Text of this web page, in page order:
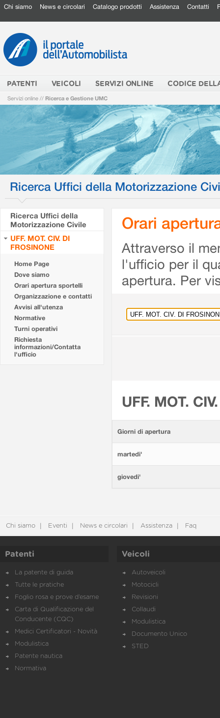
Chi siamo News e circolari Catalogo prodotti Assistenza Contatti
PATENTI VEICOLI SERVIZI ONLINE CODICE
Servizi online // Ricerca e Gestione UMC
Ricerca Uffici della Motorizzazione
Ricerca Uffici della
Motorizzazione Civile
UFF. MOT. CIV. DI
FROSINONE
Home Page
Dove siamo
Orari apertura sportelli
Organizzazione e contatti
Avvisi all'utenza
Normative
Turni operativi
Richiesta
informazioni/Contatta
l'ufficio
Orari
Attraverso il
l'ufficio per il
apertura. Per
UFF. MOT.
Giorni di apertura
martedi'
giovedi'
Chi siamo Eventi News e circolari Assistenza Faq
Patenti
La patente di guida
Tutte le pratiche
Foglio rosa e prove d’esame
Carta di Qualificazione del
Conducente (CQC)
Medici Certificatori - Novità
Modulistica
Patente nautica
Normativa
Veicoli
Autoveicoli
Motocicli
Revisioni
Collaudi
Modulistica
Documento Unico
STED